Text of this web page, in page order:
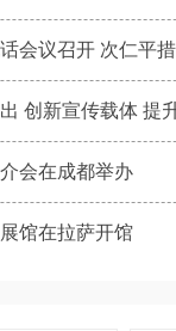
会议召开 次仁平
创新宣传载体 提
会在成都举办
馆在拉萨开馆